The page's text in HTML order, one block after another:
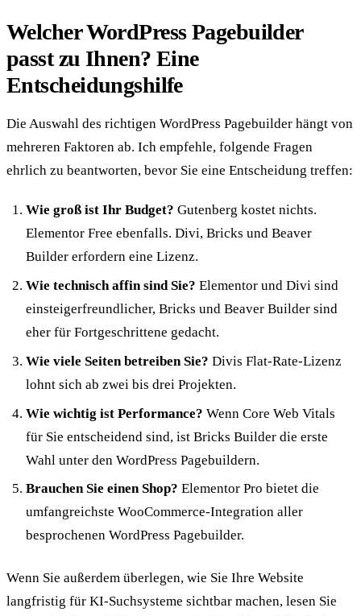
Welcher WordPress Pagebuilder
passt zu Ihnen? Eine
Entscheidungshilfe
Die Auswahl des richtigen WordPress Pagebuilder hängt von
mehreren Faktoren ab. Ich empfehle, folgende Fragen
ehrlich zu beantworten, bevor Sie eine Entscheidung treffen:
Wie groß ist Ihr Budget? Gutenberg kostet nichts.
Elementor Free ebenfalls. Divi, Bricks und Beaver
Builder erfordern eine Lizenz.
Wie technisch affin sind Sie? Elementor und Divi sind
einsteigerfreundlicher, Bricks und Beaver Builder sind
eher für Fortgeschrittene gedacht.
Wie viele Seiten betreiben Sie? Divis Flat-Rate-Lizenz
lohnt sich ab zwei bis drei Projekten.
Wie wichtig ist Performance? Wenn Core Web Vitals
für Sie entscheidend sind, ist Bricks Builder die erste
Wahl unter den WordPress Pagebuildern.
Brauchen Sie einen Shop? Elementor Pro bietet die
umfangreichste WooCommerce-Integration aller
besprochenen WordPress Pagebuilder.
Wenn Sie außerdem überlegen, wie Sie Ihre Website
langfristig für KI-Suchsysteme sichtbar machen, lesen Sie